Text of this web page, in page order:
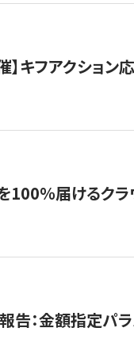
キフアクション
100％届けるクラ
報告：金額指定